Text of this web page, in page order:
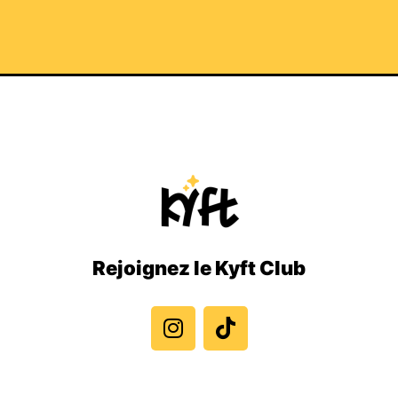
Rejoignez le Kyft Club
n
s
t
i
k
t